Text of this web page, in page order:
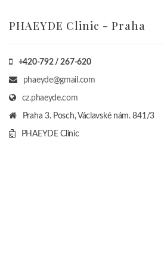
PHAEYDE Clinic - Praha
+420-792 / 267-620
phaeyde@gmail.com
cz.phaeyde.com
Praha 3. Posch, Václavské nám. 841/3
PHAEYDE Clinic